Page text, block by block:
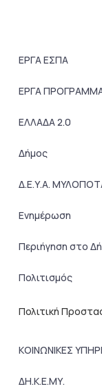
ΕΡΓΑ ΕΣΠΑ
ΕΡΓΑ
ΕΛΛΑΔΑ 2.0
Δήμος
Δ.Ε.Υ.Α.
Ενημέρωση
Περιήγηση στο
Πολιτισμός
Πολιτική
ΚΟΙΝΩΝΙΚΕΣ
ΔΗ.Κ.Ε.ΜΥ.